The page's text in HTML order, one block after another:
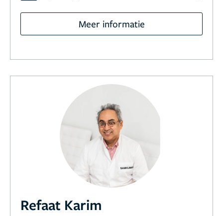
Meer informatie
Refaat Karim